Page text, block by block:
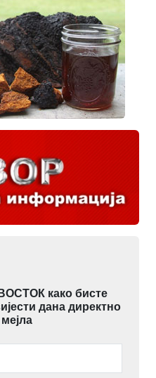
како бисте
дана директно